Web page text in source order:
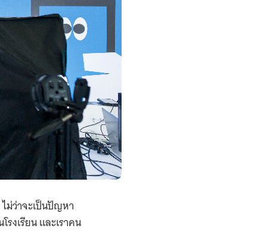
ม่ว่าจะเป็นปัญหา
งเรียน และเราคน